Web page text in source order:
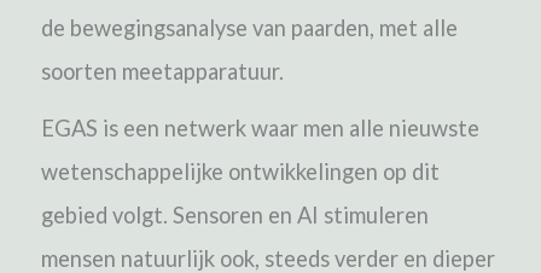
de bewegingsanalyse van paarden, met alle
soorten meetapparatuur.
EGAS is een netwerk waar men alle nieuwste
wetenschappelijke ontwikkelingen op dit
gebied volgt. Sensoren en AI stimuleren
mensen natuurlijk ook, steeds verder en dieper